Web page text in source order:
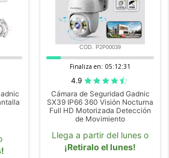
COD. P2P00039
Finaliza en: 05:12:29
4.9
Cámara de Seguridad Gadnic
SX39 IP66 360 Visión Nocturna
Full HD Motorizada Detección
de Movimiento
Llega a partir del lunes o
¡Retiralo el lunes!